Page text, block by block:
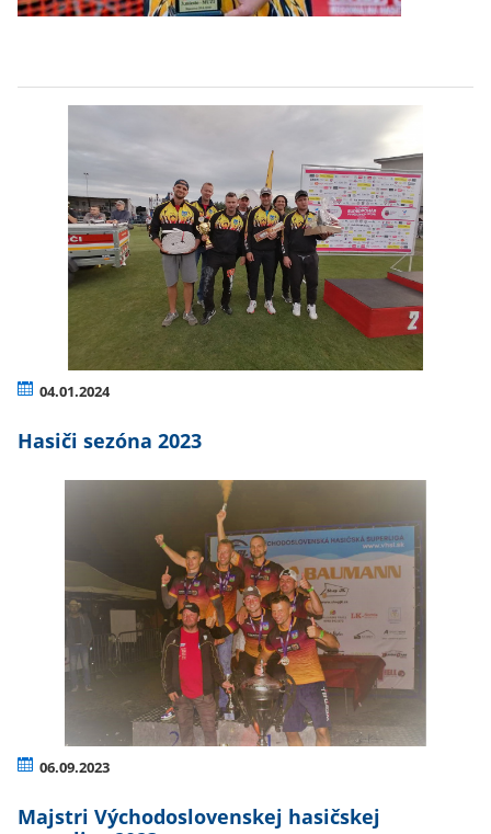
04.01.2024
Hasiči sezóna 2023
06.09.2023
Majstri Východoslovenskej hasičskej